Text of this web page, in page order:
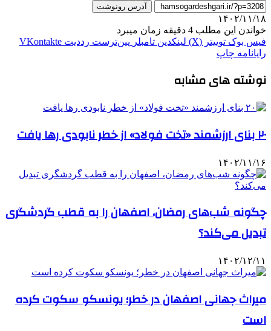
آدرس رونوشت
۱۴۰۲/۱۱/۱۸
خواندن این مطلب 4 دقیقه زمان میبرد
فیس بوک توییتر (X) لینکدین ‫تامبلر ‫پین‌ترست ‫رددیت ‫VKontakte
رایانامه چاپ
نوشته های مشابه
۲۰ بنای ارزشمند «تخت فولاد» از خطر نابودی رها یافت
۱۴۰۲/۱۱/۱۶
چگونه شب‌های رمضان، اصفهان را به قطب گردشگری
تبدیل می‌کند؟
۱۴۰۲/۱۲/۱۱
میراث جهانی اصفهان در خطر؛ یونسکو سکوت کرده
است